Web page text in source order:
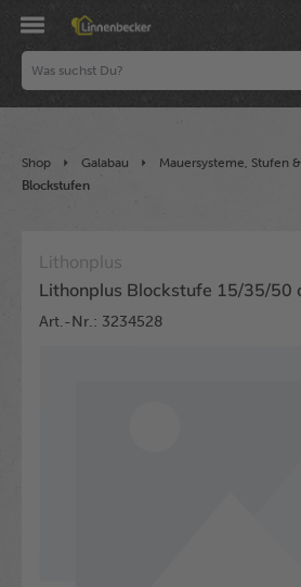
Shop Galabau
Mauersysteme, Stufen
Blockstufen
Lithonplus
Lithonplus Blockstufe 15/35/50
Art.-Nr.: 3234528